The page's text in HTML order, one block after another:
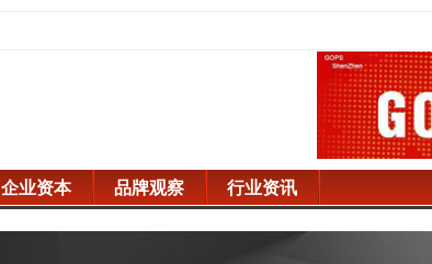
企业资本 品牌观察 行业资讯